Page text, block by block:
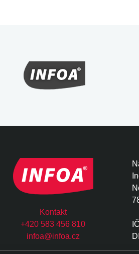
Kontakt
+420 583 456 810
infoa@infoa.cz